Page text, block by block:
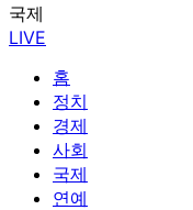
국제
LIVE
홈
정치
경제
사회
국제
연예